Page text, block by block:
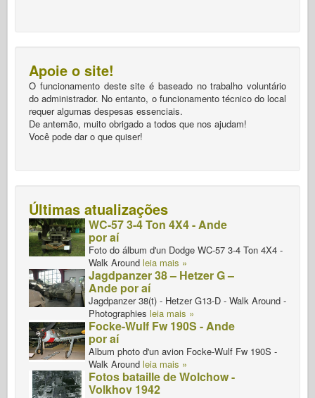
Apoie o site!
O funcionamento deste site é baseado no trabalho voluntário
do administrador. No entanto, o funcionamento técnico do local
requer algumas despesas essenciais.
De antemão, muito obrigado a todos que nos ajudam!
Você pode dar o que quiser!
Últimas atualizações
WC-57 3-4 Ton 4X4 - Ande
por aí
Foto do álbum d'un Dodge WC-57 3-4 Ton 4X4 -
Walk Around leia mais »
Jagdpanzer 38 – Hetzer G –
Ande por aí
Jagdpanzer 38(t) - Hetzer G13-D - Walk Around -
Photographies leia mais »
Focke-Wulf Fw 190S - Ande
por aí
Album photo d'un avion Focke-Wulf Fw 190S -
Walk Around leia mais »
Fotos bataille de Wolchow -
Volkhov 1942